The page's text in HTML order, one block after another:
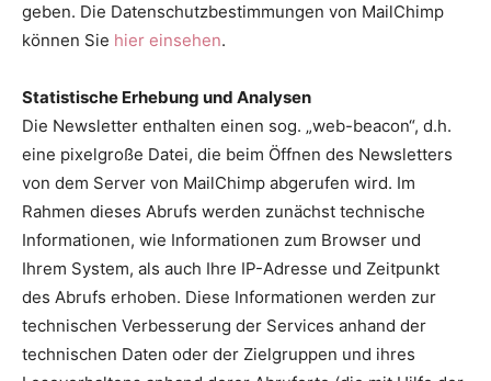
geben. Die Datenschutzbestimmungen von MailChimp
können Sie hier einsehen.
Statistische Erhebung und Analysen
Die Newsletter enthalten einen sog. „web-beacon“, d.h.
eine pixelgroße Datei, die beim Öffnen des Newsletters
von dem Server von MailChimp abgerufen wird. Im
Rahmen dieses Abrufs werden zunächst technische
Informationen, wie Informationen zum Browser und
Ihrem System, als auch Ihre IP-Adresse und Zeitpunkt
des Abrufs erhoben. Diese Informationen werden zur
technischen Verbesserung der Services anhand der
technischen Daten oder der Zielgruppen und ihres